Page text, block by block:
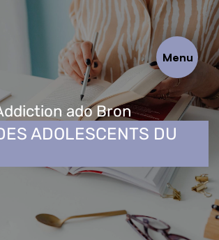
Menu
Addiction ado Bron